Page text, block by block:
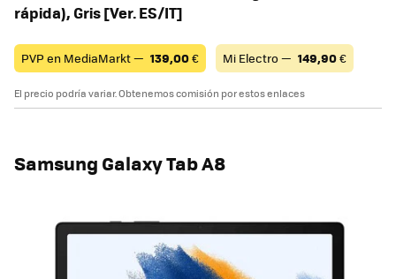
rápida), Gris [Ver. ES/IT]
PVP en MediaMarkt — 139,00€ Mi Electro — 149,90€
El precio podría variar. Obtenemos comisión por estos enlaces
Samsung Galaxy Tab A8